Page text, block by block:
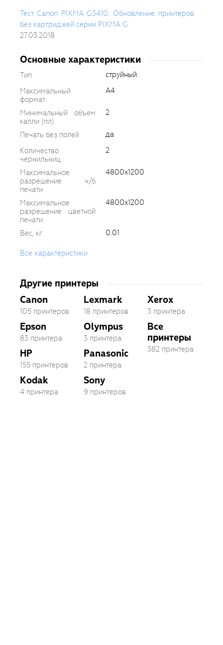
Тест Canon PIXMA G3410. Обновление принтеров
без картриджей серии PIXMA G
27.03.2018
Основные характеристики
Тип
струйный
Максимальный
формат
A4
Минимальный объем
капли (пл)
2
Печать без полей
да
Количество
чернильниц
2
Максимальное
разрешение ч/б
печати
4800x1200
Максимальное
разрешение цветной
печати
4800x1200
Вес, кг 0.01
Все характеристики
Другие принтеры
Canon
105 принтеров
Epson
83 принтера
HP
155 принтеров
Kodak
4 принтера
Lexmark
18 принтеров
Olympus
3 принтера
Panasonic
2 принтера
Sony
9 принтеров
Xerox
3 принтера
Все
принтеры
382 принтера